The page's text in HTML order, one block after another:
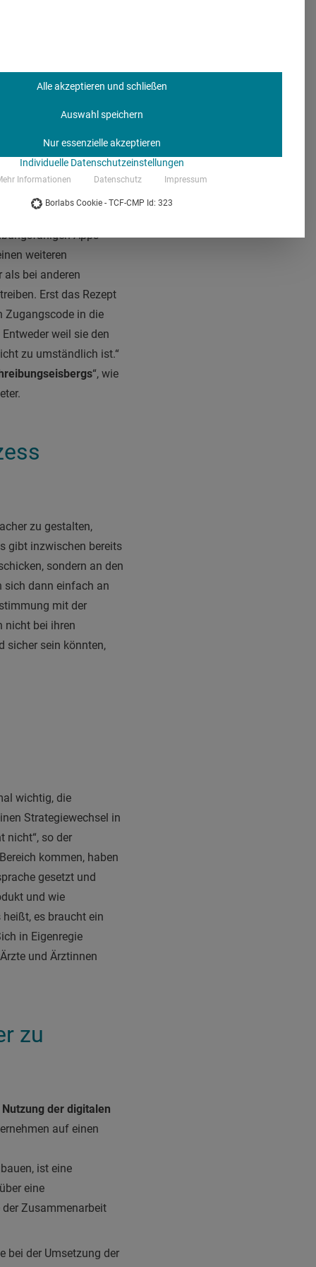
bekannt“, sagt
digitaler
die Bekanntheit der
am Markt
Apps
weiteren
als bei anderen
Erst das Rezept
Zugangscode in die
weil sie den
zu umständlich ist.“
“, wie
zu gestalten,
gibt inzwischen bereits
sondern an den
sich dann einfach an
mit der
nicht bei ihren
sicher sein könnten,
wichtig, die
Strategiewechsel in
nicht“, so der
kommen, haben
gesetzt und
und wie
es braucht ein
in Eigenregie
und Ärztinnen
zu
der digitalen
auf einen
ist eine
eine
Zusammenarbeit
bei der Umsetzung der
Alle akzeptieren und schließen
Auswahl speichern
Nur essenzielle akzeptieren
Individuelle Datenschutzeinstellungen
Informationen Datenschutz Impressum
Borlabs Cookie - TCF-CMP Id: 323